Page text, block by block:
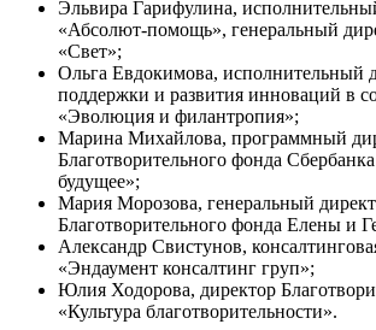
Эльвира Гарифулина,
«Абсолют-помощь», генеральный
«Свет»;
Ольга Евдокимова, исполнительный
поддержки и развития инноваций в
«Эволюция и филантропия»;
Марина Михайлова, программный
Благотворительного фонда
будущее»;
Мария Морозова, генеральный
Благотворительного фонда Елены и
Александр Свистунов,
«Эндаумент консалтинг груп»;
Юлия Ходорова, директор
«Культура благотворительности».